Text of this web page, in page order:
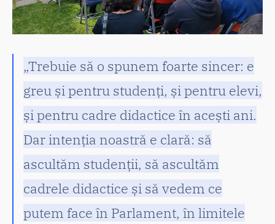
„Trebuie să o spunem foarte sincer: e
greu și pentru studenți, și pentru elevi,
și pentru cadre didactice în acești ani.
Dar intenția noastră e clară: să
ascultăm studenții, să ascultăm
cadrele didactice și să vedem ce
putem face în Parlament, în limitele